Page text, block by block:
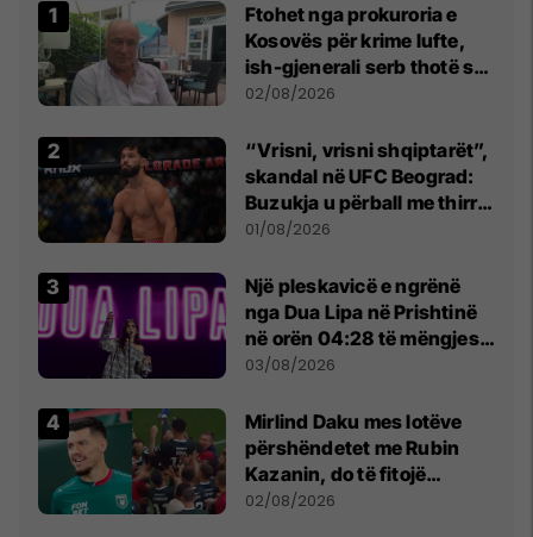
Ftohet nga prokuroria e
Kosovës për krime lufte,
ish-gjenerali serb thotë se
dikush e tradhtoi në
02/08/2026
“Vrisni, vrisni shqiptarët”,
skandal në UFC Beograd:
Buzukja u përball me thirrje
anti-shqiptare nga
01/08/2026
Një pleskavicë e ngrënë
nga Dua Lipa në Prishtinë
në orën 04:28 të mëngjesit
- dhe bota digjitale serbe
03/08/2026
Mirlind Daku mes lotëve
përshëndetet me Rubin
Kazanin, do të fitojë
miliona te Spartak Moska
02/08/2026